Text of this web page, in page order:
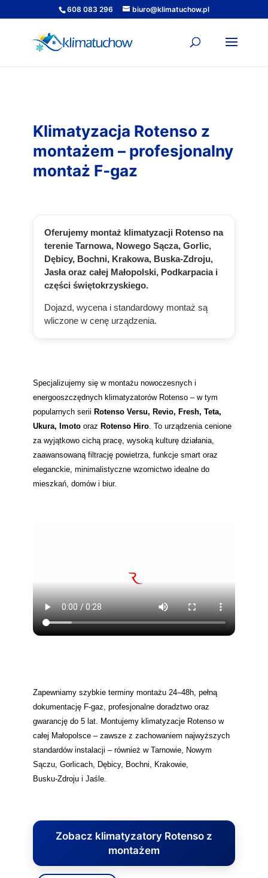
608 083 296 biuro@klimatuchow.pl
Klimatyzacja Rotenso z
montażem – profesjonalny
montaż F‑gaz
Oferujemy montaż klimatyzacji Rotenso na
terenie Tarnowa, Nowego Sącza, Gorlic,
Dębicy, Bochni, Krakowa, Buska‑Zdroju,
Jasła oraz całej Małopolski, Podkarpacia i
części świętokrzyskiego.
Dojazd, wycena i standardowy montaż są
wliczone w cenę urządzenia.
Specjalizujemy się w montażu nowoczesnych i
energooszczędnych klimatyzatorów Rotenso – w tym
popularnych serii Rotenso Versu, Revio, Fresh, Teta,
Ukura, Imotooraz Rotenso Hiro. To urządzenia cenione
za wyjątkowo cichą pracę, wysoką kulturę działania,
zaawansowaną filtrację powietrza, funkcje smart oraz
eleganckie, minimalistyczne wzornictwo idealne do
mieszkań, domów i biur.
Zapewniamy szybkie terminy montażu 24–48h, pełną
dokumentację F‑gaz, profesjonalne doradztwo oraz
gwarancję do 5 lat. Montujemy klimatyzacje Rotenso w
całej Małopolsce – zawsze z zachowaniem najwyższych
standardów instalacji – również w Tarnowie, Nowym
Sączu, Gorlicach, Dębicy, Bochni, Krakowie,
Busku‑Zdroju i Jaśle.
Zobacz klimatyzatory Rotenso z
montażem